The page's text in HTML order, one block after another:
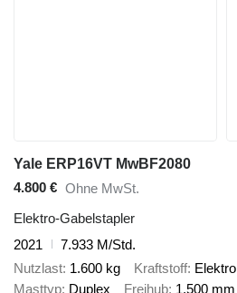
Yale ERP16VT MwBF2080
4.800 € Ohne MwSt.
Elektro-Gabelstapler
2021
7.933 M/Std.
Nutzlast 1.600 kg Kraftstoff Elektro
Masttyp Duplex Freihub 1.500 mm